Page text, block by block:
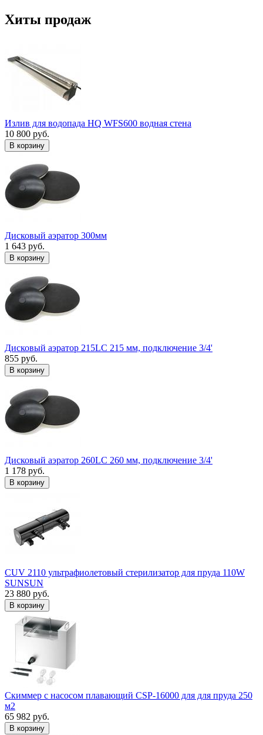
Хиты продаж
Излив для водопада HQ WFS600 водная стена
10 800 руб.
В корзину
Дисковый аэратор 300мм
1 643 руб.
В корзину
Дисковый аэратор 215LC 215 мм, подключение 3/4'
855 руб.
В корзину
Дисковый аэратор 260LC 260 мм, подключение 3/4'
1 178 руб.
В корзину
CUV 2110 ультрафиолетовый стерилизатор для пруда 110W
SUNSUN
23 880 руб.
В корзину
Скиммер с насосом плавающий CSP-16000 для для пруда 250
м2
65 982 руб.
В корзину